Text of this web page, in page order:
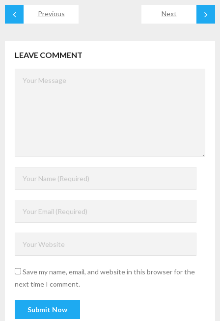
Previous Next
LEAVE COMMENT
Save my name, email, and website in this browser for the
next time I comment.